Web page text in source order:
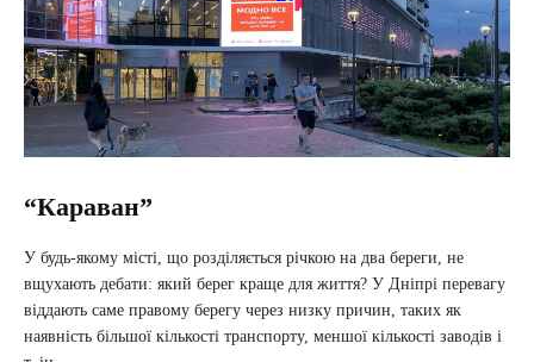
“Караван”
У будь-якому місті, що розділяється річкою на два береги, не
вщухають дебати: який берег краще для життя? У Дніпрі перевагу
віддають саме правому берегу через низку причин, таких як
наявність більшої кількості транспорту, меншої кількості заводів і